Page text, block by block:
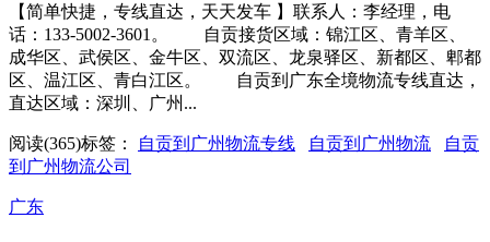
【简单快捷，专线直达，天天发车 】联系人：李经理，电
话：133-5002-3601。 自贡接货区域：锦江区、青羊区、
成华区、武侯区、金牛区、双流区、龙泉驿区、新都区、郫都
区、温江区、青白江区。 自贡到广东全境物流专线直达，
直达区域：深圳、广州...
阅读(365)标签： 自贡到广州物流专线 自贡到广州物流
自贡
到广州物流公司
广东